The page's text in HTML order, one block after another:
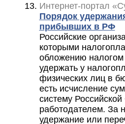
Интернет-портал
Порядок
прибывших в РФ
Российские
которыми
обложению налогом
удержать у
физических лиц в
есть исчисление
систему
работодателем. За
удержание или